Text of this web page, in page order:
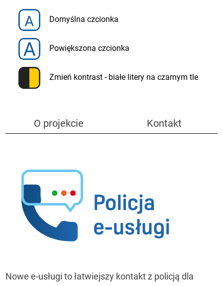
Policja e-usługi -
komunikacja z policją
Menu szybkiego dostępu
O projekcie Kontakt
Domyślna czcionka
Powiększona czcionka
Zmień kontrast - białe litery na czarnym tle
Nowe e-usługi to łatwiejszy kontakt z policją dla